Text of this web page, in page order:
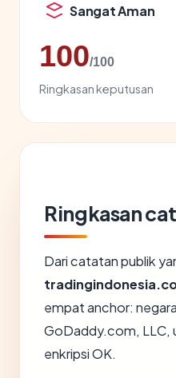
Sangat Aman
100/100
Ringkasan keputusan
Ringkasan
Dari catatan publik
empat anchor:
GoDaddy.com, LLC,
enkripsi OK.